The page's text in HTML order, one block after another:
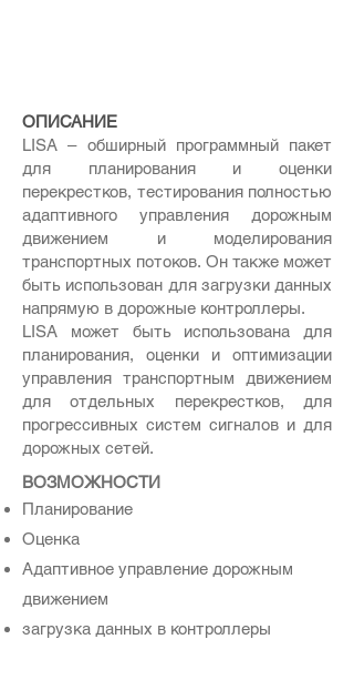
ОПИСАНИЕ
LISA – обширный программный пакет
для планирования и оценки
перекрестков, тестирования полностью
адаптивного управления дорожным
движением и моделирования
транспортных потоков. Он также может
быть использован для загрузки данных
напрямую в дорожные контроллеры.
LISA может быть использована для
планирования, оценки и оптимизации
управления транспортным движением
для отдельных перекрестков, для
прогрессивных систем сигналов и для
дорожных сетей.
ВОЗМОЖНОСТИ
Планирование
Оценка
Адаптивное управление дорожным
движением
загрузка данных в контроллеры